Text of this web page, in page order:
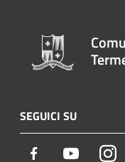
SEGUICI SU
Facebook Youtube